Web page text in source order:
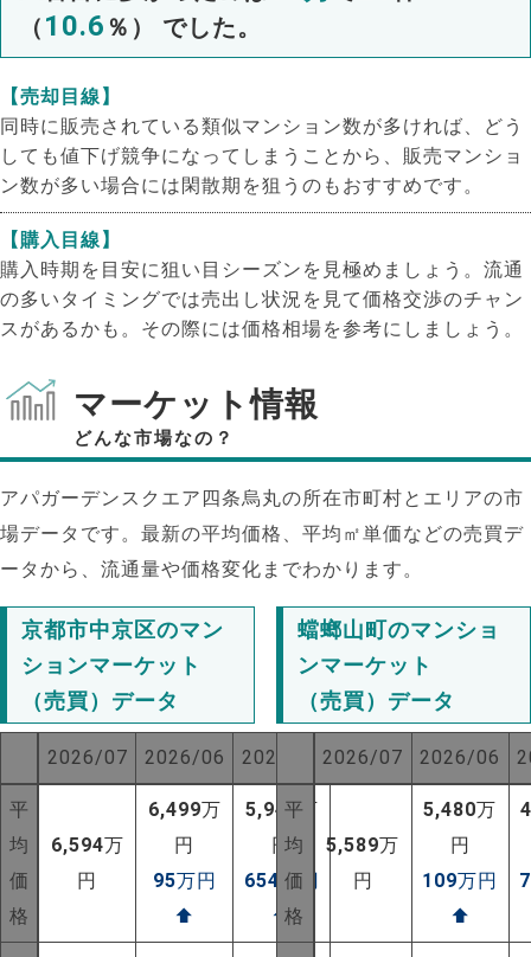
NEW!
（ 10.6 ％） でした。
【売却目線】
同時に販売されている類似マンション数が多ければ、どう
しても値下げ競争になってしまうことから、販売マンショ
ン数が多い場合には閑散期を狙うのもおすすめです。
【購入目線】
購入時期を目安に狙い目シーズンを見極めましょう。流通
の多いタイミングでは売出し状況を見て価格交渉のチャン
スがあるかも。その際には価格相場を参考にしましょう。
マーケット情報
どんな市場なの？
アパガーデンスクエア四条烏丸の所在市町村とエリアの市
場データです。最新の平均価格、平均㎡単価などの売買デ
ータから、流通量や価格変化までわかります。
京都市中京区のマン
ションマーケット
（売買）データ
2026/07 2026/06 2025/07
平
均
価
格
6,594万
円
6,499万
円
95万円
⬆
5,940万
円
654 万円
⬆
蟷螂山町のマンショ
ンマーケット
（売買）データ
2026/07 2026/06
平
均
価
格
5,589万
円
5,480万
円
109万円
⬆